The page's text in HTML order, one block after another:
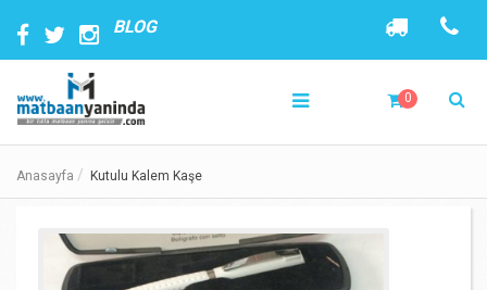
BLOG
0
Anasayfa Kutulu Kalem Kaşe